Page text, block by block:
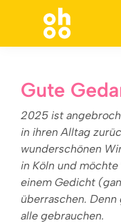
Gute
2025 ist
in ihren Alltag
wunderschönen
in Köln und
einem Gedicht
überraschen.
alle gebrauchen.